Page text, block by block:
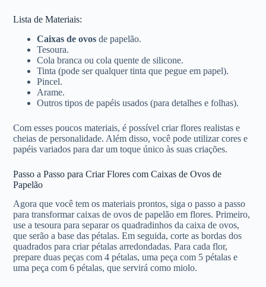
Lista de Materiais:
Caixas de ovos de papelão.
Tesoura.
Cola branca ou cola quente de silicone.
Tinta (pode ser qualquer tinta que pegue em papel).
Pincel.
Arame.
Outros tipos de papéis usados (para detalhes e folhas).
Com esses poucos materiais, é possível criar flores realistas e
cheias de personalidade. Além disso, você pode utilizar cores e
papéis variados para dar um toque único às suas criações.
Passo a Passo para Criar Flores com Caixas de Ovos de
Papelão
Agora que você tem os materiais prontos, siga o passo a passo
para transformar caixas de ovos de papelão em flores. Primeiro,
use a tesoura para separar os quadradinhos da caixa de ovos,
que serão a base das pétalas. Em seguida, corte as bordas dos
quadrados para criar pétalas arredondadas. Para cada flor,
prepare duas peças com 4 pétalas, uma peça com 5 pétalas e
uma peça com 6 pétalas, que servirá como miolo.